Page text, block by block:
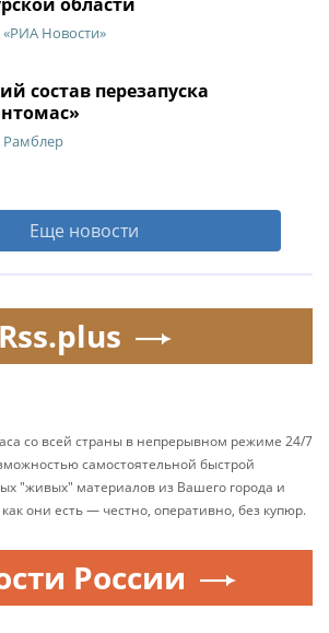
«РИА Новости»
состав перезапуска
Рамблер
Еще новости
Rss.plus
со всей страны в непрерывном режиме 24/7
самостоятельной быстрой
"живых" материалов из Вашего города и
они есть — честно, оперативно, без купюр.
России